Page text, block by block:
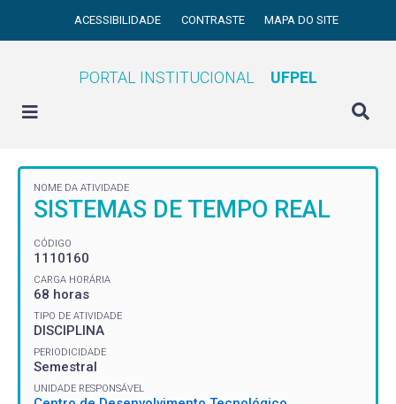
ACESSIBILIDADE CONTRASTE MAPA DO SITE
PORTAL INSTITUCIONAL UFPEL
NOME DA ATIVIDADE
SISTEMAS DE TEMPO REAL
CÓDIGO
1110160
CARGA HORÁRIA
68 horas
TIPO DE ATIVIDADE
DISCIPLINA
PERIODICIDADE
Semestral
UNIDADE RESPONSÁVEL